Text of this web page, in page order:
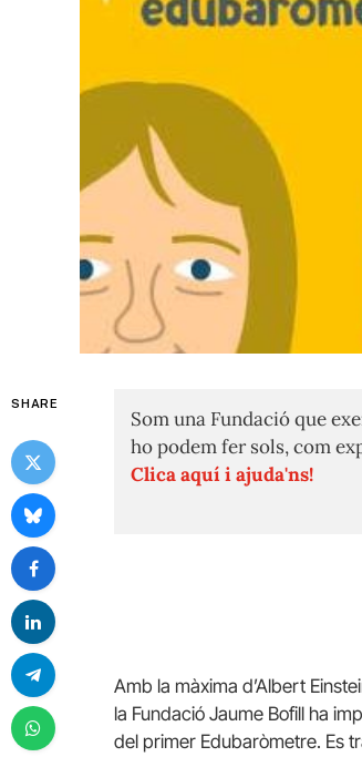
SHARE
Som una Fundació que
ho podem fer sols, com
Clica aquí i ajuda'ns!
Amb la màxima d’Albert
la Fundació Jaume Bofill ha
del primer Edubaròmetre. Es